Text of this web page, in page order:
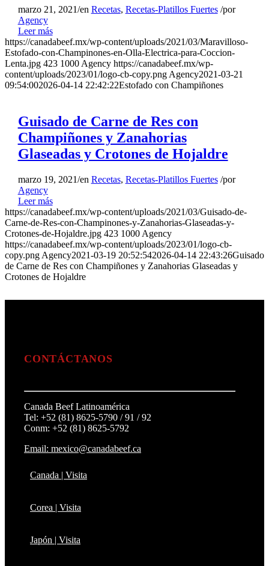
marzo 21, 2021/en Recetas, Recetas-Platillos Fuertes /por
Agency
Leer más
https://canadabeef.mx/wp-content/uploads/2021/03/Maravilloso-
Estofado-con-Champinones-en-Olla-Electrica-para-Coccion-
Lenta.jpg 423 1000 Agency https://canadabeef.mx/wp-
content/uploads/2023/01/logo-cb-copy.png Agency2021-03-21
09:54:002026-04-14 22:42:22Estofado con Champiñones
Guisado de Carne de Res con
Champiñones y Zanahorias
Glaseadas y Crotones de Hojaldre
marzo 19, 2021/en Recetas, Recetas-Platillos Fuertes /por
Agency
Leer más
https://canadabeef.mx/wp-content/uploads/2021/03/Guisado-de-
Carne-de-Res-con-Champinones-y-Zanahorias-Glaseadas-y-
Crotones-de-Hojaldre.jpg 423 1000 Agency
https://canadabeef.mx/wp-content/uploads/2023/01/logo-cb-
copy.png Agency2021-03-19 20:52:542026-04-14 22:43:26Guisado
de Carne de Res con Champiñones y Zanahorias Glaseadas y
Crotones de Hojaldre
CONTÁCTANOS
Canada Beef Latinoamérica
Tel: +52 (81) 8625-5790 / 91 / 92
Conm: +52 (81) 8625-5792
Email: mexico@canadabeef.ca
Canada | Visita
Corea | Visita
Japón | Visita